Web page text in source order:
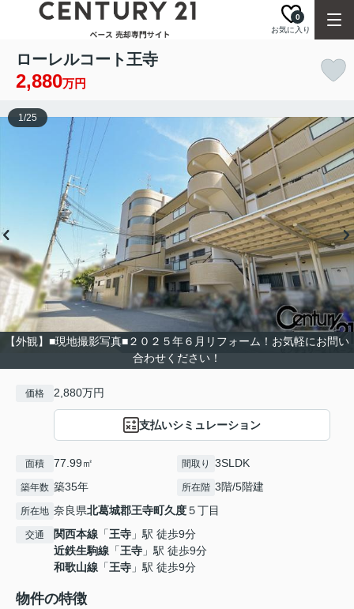
お気に入り
0
ローレルコート王寺
2,880万円
【外観】■現地撮影写真■２０２５年６月リフォーム！お気軽にお問い
合わせください！
1/25
価格 2,880万円
支払いシミュレーション
面積 77.99㎡ 間取り 3SLDK
築年数 築35年 所在階 3階/5階建
所在地 奈良県北葛城郡王寺町久度５丁目
交通 関西本線 「王寺 」駅 徒歩9分
近鉄生駒線 「王寺 」駅 徒歩9分
和歌山線 「王寺 」駅 徒歩9分
物件の特徴